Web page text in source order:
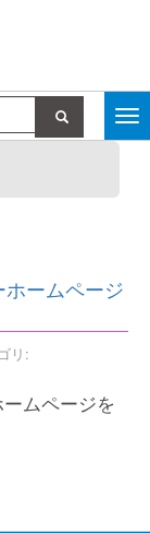
検索
ームページ
リ:
ムページを